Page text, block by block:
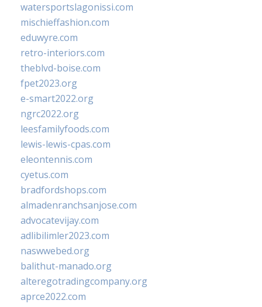
watersportslagonissi.com
mischieffashion.com
eduwyre.com
retro-interiors.com
theblvd-boise.com
fpet2023.org
e-smart2022.org
ngrc2022.org
leesfamilyfoods.com
lewis-lewis-cpas.com
eleontennis.com
cyetus.com
bradfordshops.com
almadenranchsanjose.com
advocatevijay.com
adlibilimler2023.com
naswwebed.org
balithut-manado.org
alteregotradingcompany.org
aprce2022.com